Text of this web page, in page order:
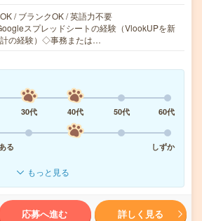
/ ブランクOK / 英語力不要
スプレッドシートの経験（VlookUPを新
の経験）◇事務または…
30代 40代 50代
60代
る
しずか
もっと見る
応募へ進む 詳しく見る